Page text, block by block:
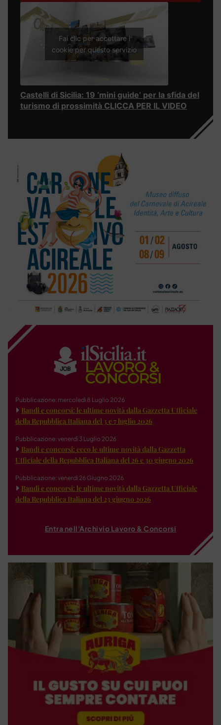
Fai clic per accettare i
cookie per questo servizio
Castelli di Sicilia: 19 ‘mini guide’ per la sfida del
turismo di prossimità CLICCA PER IL VIDEO
Pubblicazione: mercoledì 8 Luglio 2026
Bandi e concorsi: le ultime novità dalla Gazzetta Ufficiale
della Repubblica Italiana del 3 e 7 luglio 2026
Pubblicazione: venerdì 3 Luglio 2026
Bandi e concorsi: ecco le ultime novità dalla Gazzetta
Ufficiale della Repubblica Italiana del 26 e 30 giugno 2026
Pubblicazione: venerdì 26 Giugno 2026
Bandi e concorsi: le ultime novità dalla Gazzetta Ufficiale
della Repubblica Italiana del 23 giugno 2026
Entra nell'Archivio Lavoro & Concorsi